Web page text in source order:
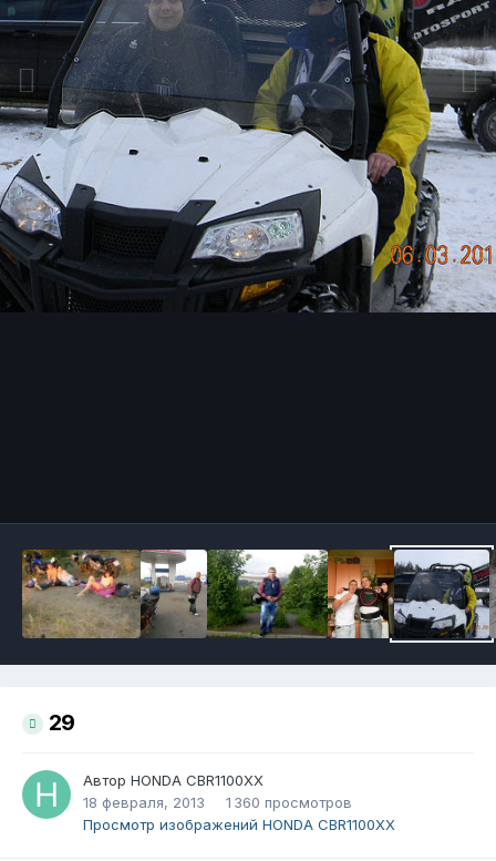
29
Автор HONDA CBR1100XX
18 февраля, 2013
1 360 просмотров
Просмотр изображений HONDA CBR1100XX